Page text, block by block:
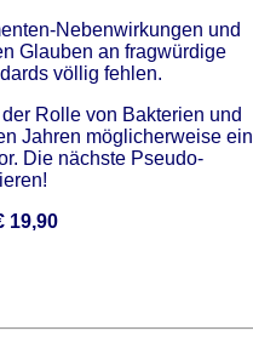
Nebenwirkungen und
Glauben an fragwürdige
völlig fehlen.
Rolle von Bakterien und
Jahren möglicherweise ein
Die nächste Pseudo-
19,90